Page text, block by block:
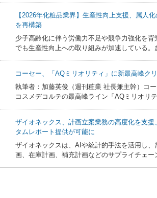
【2026年化粧品業界】生産性向上支援、属人
を再構築
少子高齢化に伴う労働力不足や競争力強化を背
でも生産性向上への取り組みが加速している
コーセー、「AQミリオリティ」に新最高峰ク
執筆者：加藤英俊（週刊粧業 社長兼主幹）コー
コスメデコルテの最高峰ライン「AQミリオリ
ザイオネックス、計画立案業務の高度化を支援
タムレポート提供が可能に
ザイオネックスは、AIや統計的手法を活用し、
画、在庫計画、補充計画などのサプライチェ